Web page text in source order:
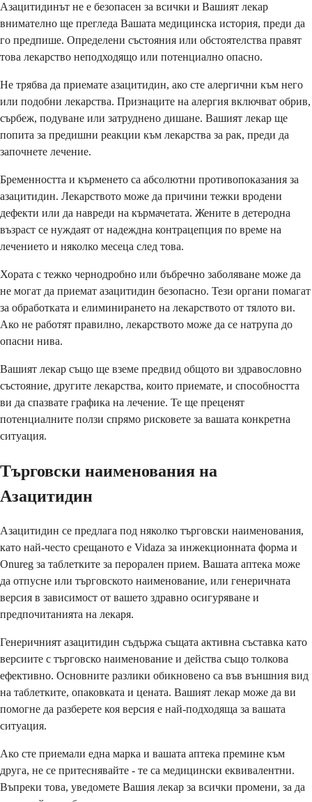
Азацитидинът не е безопасен за всички и Вашият лекар
внимателно ще прегледа Вашата медицинска история, преди да
го предпише. Определени състояния или обстоятелства правят
това лекарство неподходящо или потенциално опасно.
Не трябва да приемате азацитидин, ако сте алергични към него
или подобни лекарства. Признаците на алергия включват обрив,
сърбеж, подуване или затруднено дишане. Вашият лекар ще
попита за предишни реакции към лекарства за рак, преди да
започнете лечение.
Бременността и кърменето са абсолютни противопоказания за
азацитидин. Лекарството може да причини тежки вродени
дефекти или да навреди на кърмачетата. Жените в детеродна
възраст се нуждаят от надеждна контрацепция по време на
лечението и няколко месеца след това.
Хората с тежко чернодробно или бъбречно заболяване може да
не могат да приемат азацитидин безопасно. Тези органи помагат
за обработката и елиминирането на лекарството от тялото ви.
Ако не работят правилно, лекарството може да се натрупа до
опасни нива.
Вашият лекар също ще вземе предвид общото ви здравословно
състояние, другите лекарства, които приемате, и способността
ви да спазвате графика на лечение. Те ще преценят
потенциалните ползи спрямо рисковете за вашата конкретна
ситуация.
Търговски наименования на
Азацитидин
Азацитидин се предлага под няколко търговски наименования,
като най-често срещаното е Vidaza за инжекционната форма и
Onureg за таблетките за перорален прием. Вашата аптека може
да отпусне или търговското наименование, или генеричната
версия в зависимост от вашето здравно осигуряване и
предпочитанията на лекаря.
Генеричният азацитидин съдържа същата активна съставка като
версиите с търговско наименование и действа също толкова
ефективно. Основните разлики обикновено са във външния вид
на таблетките, опаковката и цената. Вашият лекар може да ви
помогне да разберете коя версия е най-подходяща за вашата
ситуация.
Ако сте приемали една марка и вашата аптека премине към
друга, не се притеснявайте - те са медицински еквивалентни.
Въпреки това, уведомете Вашия лекар за всички промени, за да